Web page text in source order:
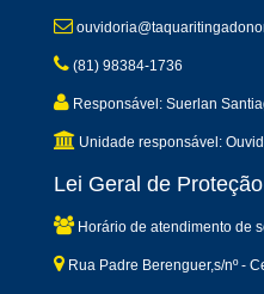
(81) 98384-1736
Responsável: Suerlan
Unidade responsável:
Lei Geral de
Horário de atendimento de
Rua Padre Berenguer,s/nº -